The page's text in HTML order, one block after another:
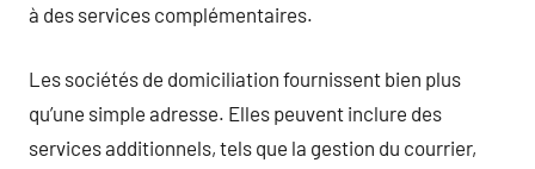
à des services complémentaires.
Les sociétés de domiciliation fournissent bien plus
qu’une simple adresse. Elles peuvent inclure des
services additionnels, tels que la gestion du courrier,